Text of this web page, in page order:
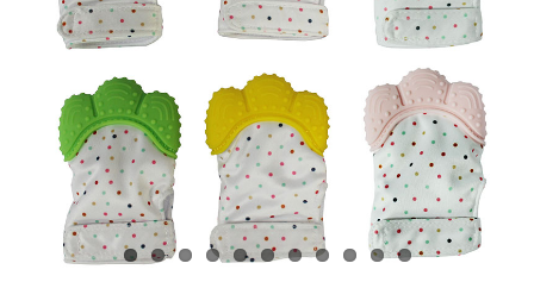
選購指南
公司介紹
聯繫洽詢